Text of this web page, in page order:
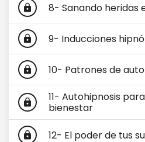
lock 8- Sanando heridas
lock 9- Inducciones
lock 10- Patrones de
lock
11- Autohipnosis
bienestar
lock 12- El poder de tus